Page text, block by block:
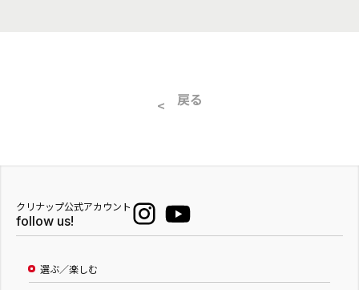
戻る
クリナップ公式アカウント
follow us!
選ぶ／楽しむ